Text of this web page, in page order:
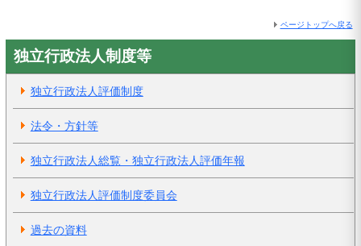
ページトップへ戻る
独立行政法人制度等
独立行政法人評価制度
法令・方針等
独立行政法人総覧・独立行政法人評価年報
独立行政法人評価制度委員会
過去の資料